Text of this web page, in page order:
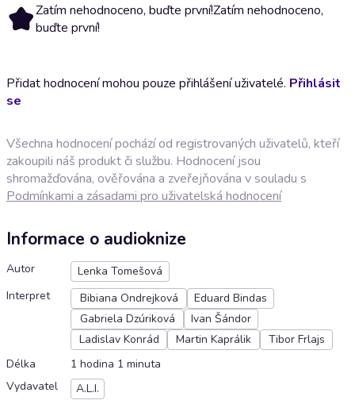
Zatím nehodnoceno, buďte první!Zatím nehodnoceno,
buďte první!
Přidat hodnocení mohou pouze přihlášení uživatelé. Přihlásit
se
Všechna hodnocení pochází od registrovaných uživatelů, kteří
zakoupili náš produkt či službu. Hodnocení jsou
shromažďována, ověřována a zveřejňována v souladu s
Podmínkami a zásadami pro uživatelská hodnocení
Informace o audioknize
Autor
Lenka Tomešová
Interpret
Bibiana Ondrejková
Eduard Bindas
Gabriela Dzúriková
Ivan Šándor
Ladislav Konrád
Martin Kaprálik
Tibor Frlajs
Délka
1 hodina 1 minuta
Vydavatel
A.L.I.